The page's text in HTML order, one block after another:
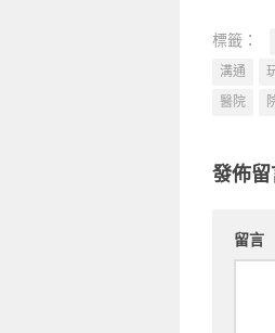
標籤：
溝通
醫院
發佈留
留言